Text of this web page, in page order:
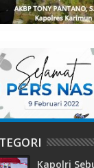
Buka 15 Juli,
Kapolri